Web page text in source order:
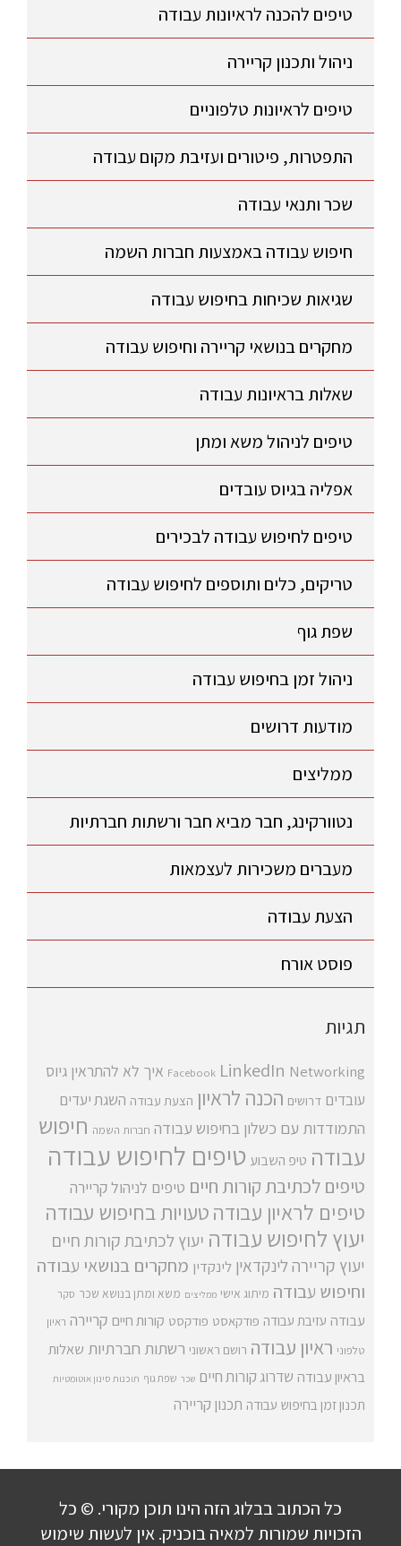
טיפים להכנה לראיונות עבודה
ניהול ותכנון קריירה
טיפים לראיונות טלפוניים
התפטרות, פיטורים ועזיבת מקום עבודה
שכר ותנאי עבודה
חיפוש עבודה באמצעות חברות השמה
שגיאות שכיחות בחיפוש עבודה
מחקרים בנושאי קריירה וחיפוש עבודה
שאלות בראיונות עבודה
טיפים לניהול משא ומתן
אפליה בגיוס עובדים
טיפים לחיפוש עבודה לבכירים
טריקים, כלים ותוספים לחיפוש עבודה
שפת גוף
ניהול זמן בחיפוש עבודה
מודעות דרושים
ממליצים
נטוורקינג, חבר מביא חבר ורשתות חברתיות
מעברים משכירות לעצמאות
הצעת עבודה
פוסט אורח
תגיות
Facebook LinkedIn Networking איך לא להתראין גיוס
עובדים דרושים הכנה לראיון הצעת עבודה השגת יעדים
התמודדות עם כשלון בחיפוש עבודה חברות השמה חיפוש
עבודה טיפ השבוע טיפים לחיפוש עבודה
טיפים לכתיבת קורות חיים טיפים לניהול קריירה
טיפים לראיון עבודהטעויות בחיפוש עבודה
יעוץ לחיפוש עבודה יעוץ לכתיבת קורות חיים
יעוץ קריירה לינקדאין לינקדין מחקרים בנושאי עבודה
וחיפוש עבודה מיתוג אישי ממליצים משא ומתן בנושא שכר סקר
עבודה עזיבת עבודה פודקאסט פודקסט קורות חיים קריירה ראיון
טלפוני ראיון עבודה רושם ראשוני רשתות חברתיות שאלות
בראיון עבודה שדרוג קורות חיים שכר שפת גוף תוכנות סינון אוטומטיות
תכנון זמן בחיפוש עבודה תכנון קריירה
כל הכתוב בבלוג הזה הינו תוכן מקורי. © כל
הזכויות שמורות למאיה בוכניק. אין לעשות שימוש